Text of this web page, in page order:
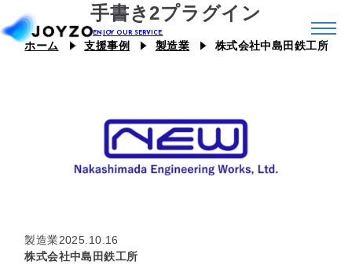
エコシステム39
カスタム39
ジョイゾーのプラグイン
連携プラグイン
スキル39
ジチタイ39
手書き2プラグイン
ホーム 支援事例 製造業 株式会社中島田鉄工所
製造業2025.10.16
株式会社中島田鉄工所